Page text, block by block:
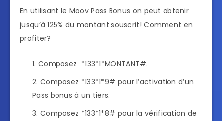
En utilisant le Moov Pass Bonus on peut obtenir
jusqu’à 125% du montant souscrit! Comment en
profiter?
Composez *133*1*MONTANT#.
Composez *133*1*9# pour l’activation d’un
Pass bonus à un tiers.
Composez *133*1*8# pour la vérification de